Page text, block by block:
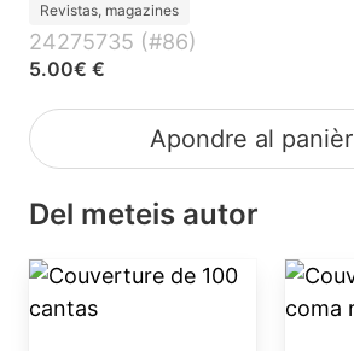
Revistas, magazines
24275735 (#86)
5.00€ €
Apondre al panièr
Del meteis autor